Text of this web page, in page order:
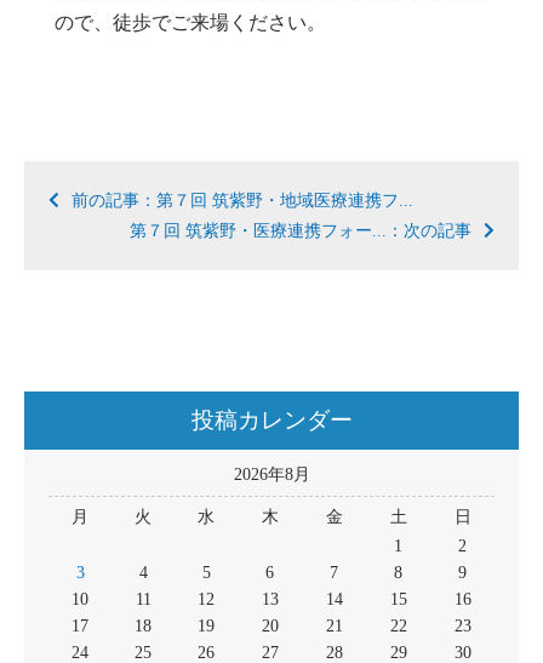
ので、徒歩でご来場ください。
前の記事：第７回 筑紫野・地域医療連携フ...
第７回 筑紫野・医療連携フォー...：次の記事
投稿カレンダー
2026年8月
月 火 水 木 金 土
日
1
2
3
4 5 6 7 8
9
10
11 12 13 14 15
16
17
18 19 20 21 22
23
24
25 26 27 28 29
30